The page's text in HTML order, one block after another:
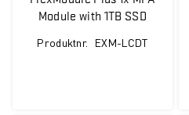
Module with 1TB SSD
Produktnr. EXM-LCDT